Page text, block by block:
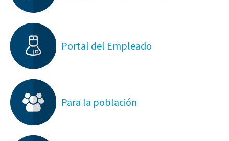
Portal del Empleado
Para la población